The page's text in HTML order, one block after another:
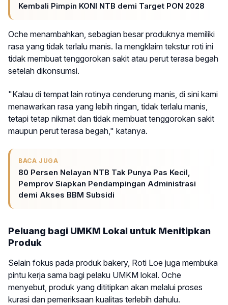
Kembali Pimpin KONI NTB demi Target PON 2028
Oche menambahkan, sebagian besar produknya memiliki
rasa yang tidak terlalu manis. Ia mengklaim tekstur roti ini
tidak membuat tenggorokan sakit atau perut terasa begah
setelah dikonsumsi.
"Kalau di tempat lain rotinya cenderung manis, di sini kami
menawarkan rasa yang lebih ringan, tidak terlalu manis,
tetapi tetap nikmat dan tidak membuat tenggorokan sakit
maupun perut terasa begah," katanya.
BACA JUGA
80 Persen Nelayan NTB Tak Punya Pas Kecil,
Pemprov Siapkan Pendampingan Administrasi
demi Akses BBM Subsidi
Peluang bagi UMKM Lokal untuk Menitipkan
Produk
Selain fokus pada produk bakery, Roti Loe juga membuka
pintu kerja sama bagi pelaku UMKM lokal. Oche
menyebut, produk yang dititipkan akan melalui proses
kurasi dan pemeriksaan kualitas terlebih dahulu.